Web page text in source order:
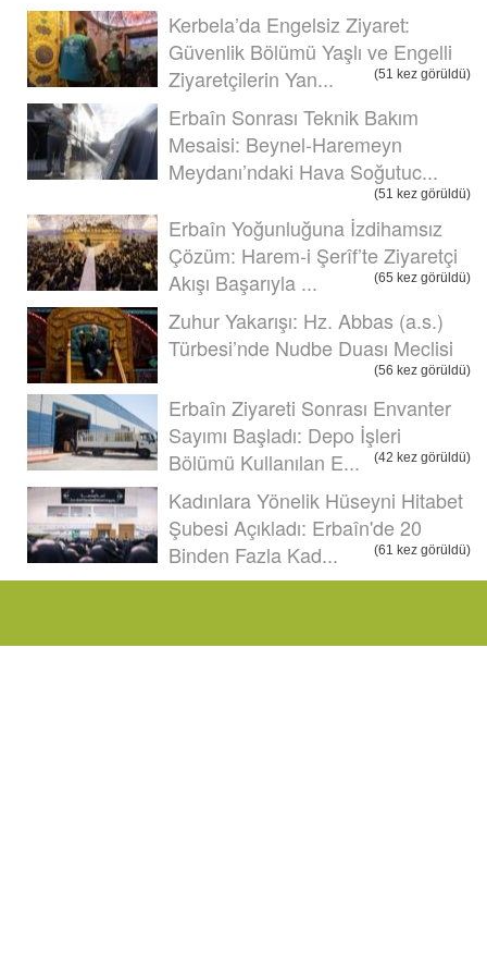
Kerbela’da Engelsiz Ziyaret:
Güvenlik Bölümü Yaşlı ve Engelli
Ziyaretçilerin Yan...
(51 kez görüldü)
Erbaîn Sonrası Teknik Bakım
Mesaisi: Beynel-Haremeyn
Meydanı’ndaki Hava Soğutuc...
(51 kez görüldü)
Erbaîn Yoğunluğuna İzdihamsız
Çözüm: Harem-i Şerîf’te Ziyaretçi
Akışı Başarıyla ...
(65 kez görüldü)
Zuhur Yakarışı: Hz. Abbas (a.s.)
Türbesi’nde Nudbe Duası Meclisi
(56 kez görüldü)
Erbaîn Ziyareti Sonrası Envanter
Sayımı Başladı: Depo İşleri
Bölümü Kullanılan E...
(42 kez görüldü)
Kadınlara Yönelik Hüseyni Hitabet
Şubesi Açıkladı: Erbaîn'de 20
Binden Fazla Kad...
(61 kez görüldü)